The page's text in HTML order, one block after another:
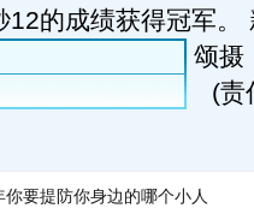
12的成绩获得冠军。
颂摄
(责
要提防你身边的哪个小人